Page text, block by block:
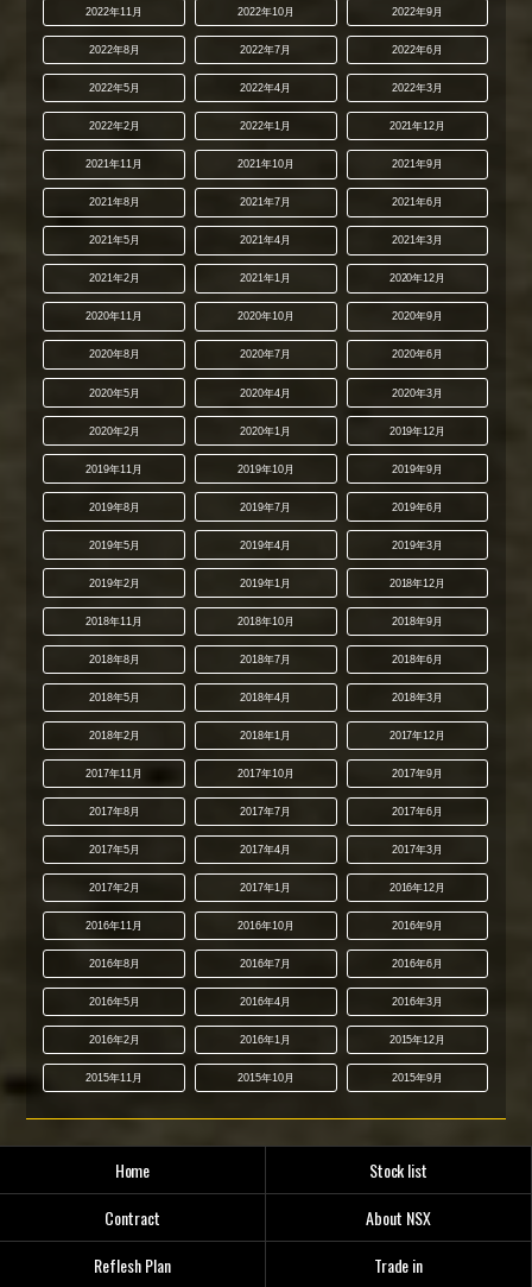
2022年11月 2022年10月 2022年9月
2022年8月 2022年7月 2022年6月
2022年5月 2022年4月 2022年3月
2022年2月 2022年1月 2021年12月
2021年11月 2021年10月 2021年9月
2021年8月 2021年7月 2021年6月
2021年5月 2021年4月 2021年3月
2021年2月 2021年1月 2020年12月
2020年11月 2020年10月 2020年9月
2020年8月 2020年7月 2020年6月
2020年5月 2020年4月 2020年3月
2020年2月 2020年1月 2019年12月
2019年11月 2019年10月 2019年9月
2019年8月 2019年7月 2019年6月
2019年5月 2019年4月 2019年3月
2019年2月 2019年1月 2018年12月
2018年11月 2018年10月 2018年9月
2018年8月 2018年7月 2018年6月
2018年5月 2018年4月 2018年3月
2018年2月 2018年1月 2017年12月
2017年11月 2017年10月 2017年9月
2017年8月 2017年7月 2017年6月
2017年5月 2017年4月 2017年3月
2017年2月 2017年1月 2016年12月
2016年11月 2016年10月 2016年9月
2016年8月 2016年7月 2016年6月
2016年5月 2016年4月 2016年3月
2016年2月 2016年1月 2015年12月
2015年11月 2015年10月 2015年9月
Home
Stock list
Contract
About NSX
Reflesh Plan
Trade in